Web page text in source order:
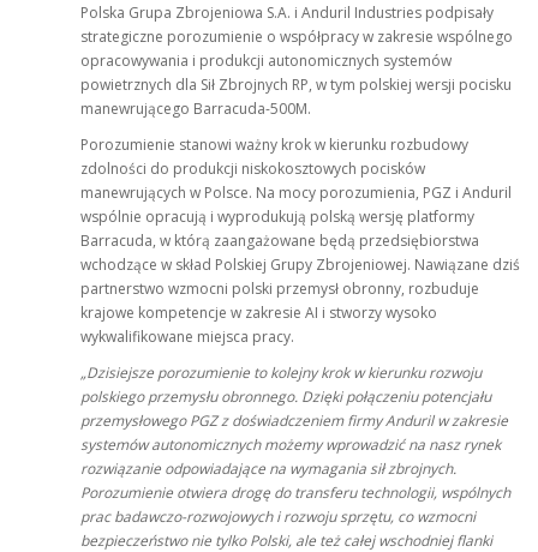
Polska Grupa Zbrojeniowa S.A. i Anduril Industries podpisały
strategiczne porozumienie o współpracy w zakresie wspólnego
opracowywania i produkcji autonomicznych systemów
powietrznych dla Sił Zbrojnych RP, w tym polskiej wersji pocisku
manewrującego Barracuda-500M.
Porozumienie stanowi ważny krok w kierunku rozbudowy
zdolności do produkcji niskokosztowych pocisków
manewrujących w Polsce. Na mocy porozumienia, PGZ i Anduril
wspólnie opracują i wyprodukują polską wersję platformy
Barracuda, w którą zaangażowane będą przedsiębiorstwa
wchodzące w skład Polskiej Grupy Zbrojeniowej. Nawiązane dziś
partnerstwo wzmocni polski przemysł obronny, rozbuduje
krajowe kompetencje w zakresie AI i stworzy wysoko
wykwalifikowane miejsca pracy.
„Dzisiejsze porozumienie to kolejny krok w kierunku rozwoju
polskiego przemysłu obronnego. Dzięki połączeniu potencjału
przemysłowego PGZ z doświadczeniem firmy Anduril w zakresie
systemów autonomicznych możemy wprowadzić na nasz rynek
rozwiązanie odpowiadające na wymagania sił zbrojnych.
Porozumienie otwiera drogę do transferu technologii, wspólnych
prac badawczo-rozwojowych i rozwoju sprzętu, co wzmocni
bezpieczeństwo nie tylko Polski, ale też całej wschodniej flanki